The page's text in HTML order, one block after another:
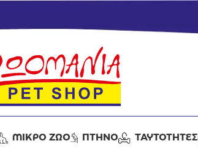
ΜΙΚΡΟ ΖΩΟ ΠΤΗΝΟ ΤΑΥΤΟΤΗΤΕΣ
OXBOW